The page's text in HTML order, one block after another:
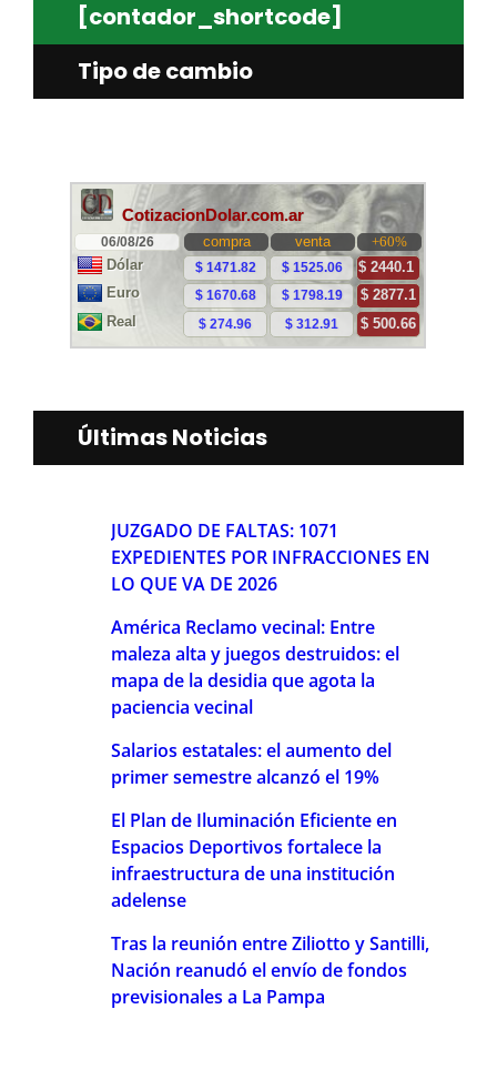
[contador_shortcode]
Tipo de cambio
Últimas Noticias
JUZGADO DE FALTAS: 1071
EXPEDIENTES POR INFRACCIONES EN
LO QUE VA DE 2026
América Reclamo vecinal: Entre
maleza alta y juegos destruidos: el
mapa de la desidia que agota la
paciencia vecinal
Salarios estatales: el aumento del
primer semestre alcanzó el 19%
El Plan de Iluminación Eficiente en
Espacios Deportivos fortalece la
infraestructura de una institución
adelense
Tras la reunión entre Ziliotto y Santilli,
Nación reanudó el envío de fondos
previsionales a La Pampa